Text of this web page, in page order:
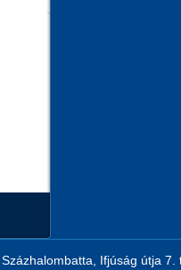
Ifjúság útja